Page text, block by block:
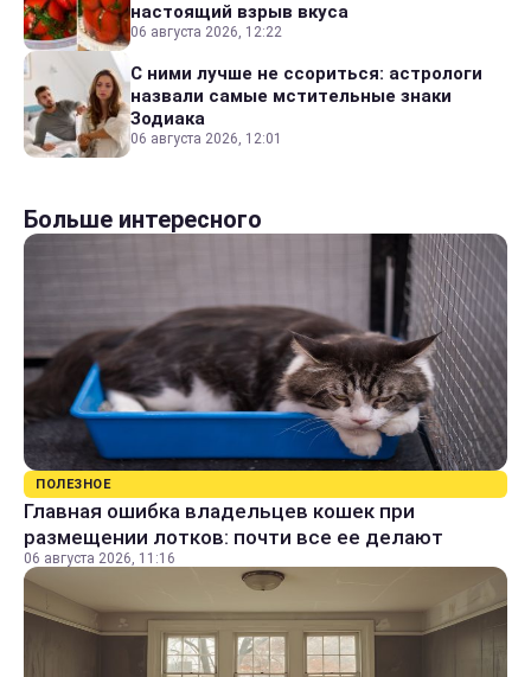
настоящий взрыв вкуса
06 августа 2026, 12:22
С ними лучше не ссориться: астрологи
назвали самые мстительные знаки
Зодиака
06 августа 2026, 12:01
Больше интересного
ПОЛЕЗНОЕ
Главная ошибка владельцев кошек при
размещении лотков: почти все ее делают
06 августа 2026, 11:16